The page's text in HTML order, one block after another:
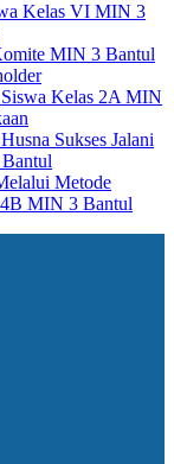
Kelas VI MIN 3
MIN 3 Bantul
Kelas 2A MIN
Sukses Jalani
Metode
MIN 3 Bantul